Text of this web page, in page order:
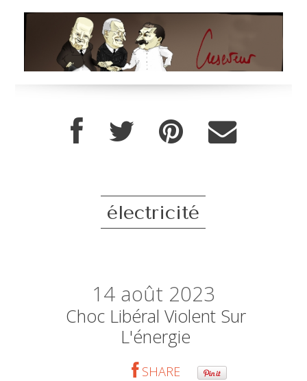
électricité
14 août 2023
Choc Libéral Violent Sur
L'énergie
SHARE